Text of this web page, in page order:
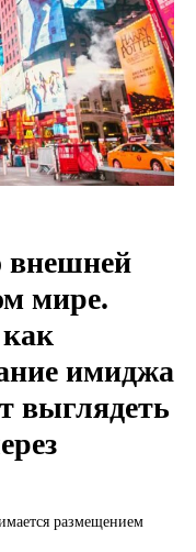
внешней
мире.
имиджа
выглядеть
размещением